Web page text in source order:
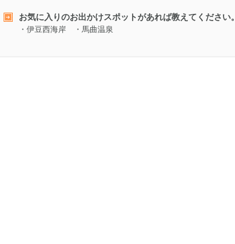
お気に入りのお出かけスポットがあれば教えてください。
・伊豆西海岸 ・馬曲温泉